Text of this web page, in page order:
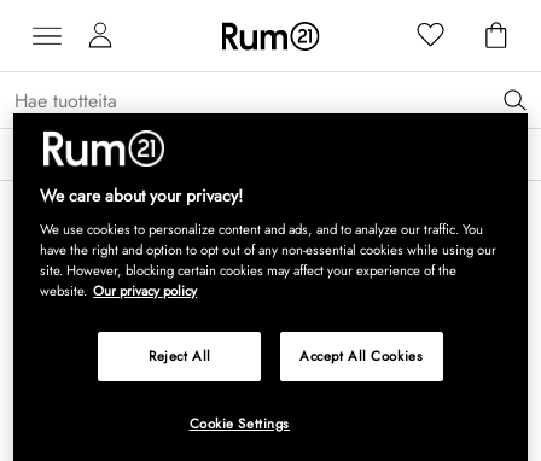
Saat 15 % alennusta Grythyttan Stålmöbler -tuotteista* →
We care about your privacy!
We use cookies to personalize content and ads, and to analyze our traffic. You
have the right and option to opt out of any non-essential cookies while using our
site. However, blocking certain cookies may affect your experience of the
website. Our privacy policy
Reject All Accept All Cookies
Cookie Settings